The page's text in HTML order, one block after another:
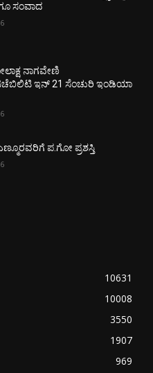
ಸಂವಾದ
ನಾಗವೇಣಿ
ಇನ್ 21 ಸೆಂಚುರಿ ಇಂಡಿಯಾ
ಪ.ಗೋ ಪ್ರಶಸ್ತಿ
10631
10008
3550
1907
969